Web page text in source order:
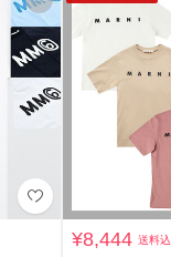
¥8,444送料込